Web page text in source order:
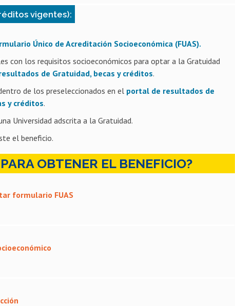
vigentes):
Único de Acreditación Socioeconómica (FUAS).
con los requisitos socioeconómicos para optar a la Gratuidad
de Gratuidad, becas y créditos.
de los preseleccionados en el portal de resultados de
y créditos.
Universidad adscrita a la Gratuidad.
el beneficio.
OBTENER EL BENEFICIO?
formulario FUAS